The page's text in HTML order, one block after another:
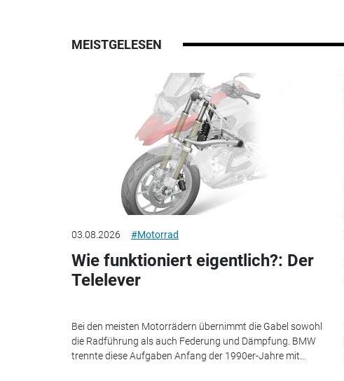
MEISTGELESEN
03.08.2026 #Motorrad
Wie funktioniert eigentlich?: Der
Telelever
Bei den meisten Motorrädern übernimmt die Gabel sowohl
die Radführung als auch Federung und Dämpfung. BMW
trennte diese Aufgaben Anfang der 1990er-Jahre mit...